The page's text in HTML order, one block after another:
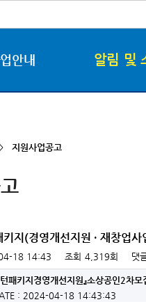
안내 알림 및
지원사업공고
지(경영개선지원 · 재창업사
18 14:43 조회 4,319회 댓
패키지경영개선지원』소상공인2차
: 2024-04-18 14:43:43